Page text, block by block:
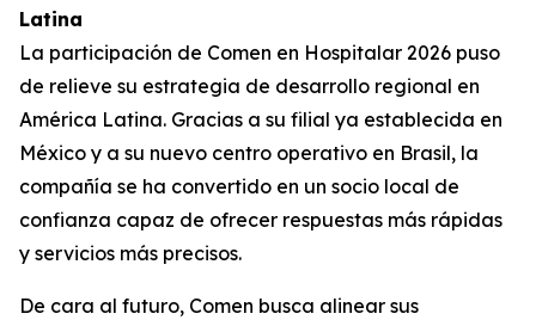
Latina
La participación de Comen en Hospitalar 2026 puso
de relieve su estrategia de desarrollo regional en
América Latina. Gracias a su filial ya establecida en
México y a su nuevo centro operativo en Brasil, la
compañía se ha convertido en un socio local de
confianza capaz de ofrecer respuestas más rápidas
y servicios más precisos.
De cara al futuro, Comen busca alinear sus